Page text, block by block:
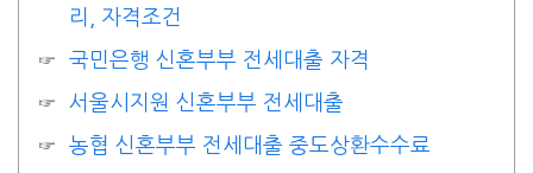
리, 자격조건
국민은행 신혼부부 전세대출 자격
서울시지원 신혼부부 전세대출
농협 신혼부부 전세대출 중도상환수수료